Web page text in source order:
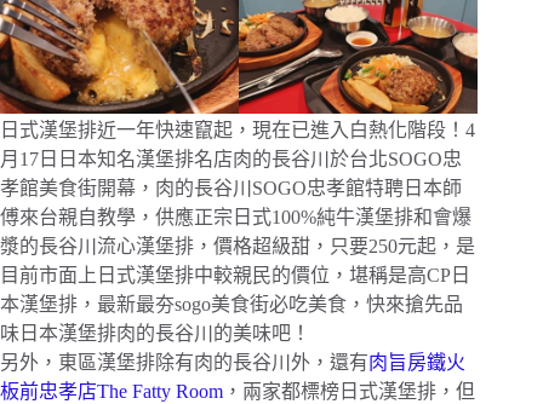
日式漢堡排近一年快速竄起，現在已進入白熱化階段！4
月17日日本知名漢堡排名店肉的長谷川於台北SOGO忠
孝館美食街開幕，肉的長谷川SOGO忠孝館特聘日本師
傅來台親自教學，供應正宗日式100%純牛漢堡排和會爆
漿的長谷川流心漢堡排，價格超級甜，只要250元起，是
目前市面上日式漢堡排中較親民的價位，堪稱是高CP日
本漢堡排，最新最夯sogo美食街必吃美食，快來搶先品
味日本漢堡排肉的長谷川的美味吧！
另外，東區漢堡排除有肉的長谷川外，還有肉旨房鐵火
板前忠孝店The Fatty Room ，兩家都標榜日式漢堡排，但